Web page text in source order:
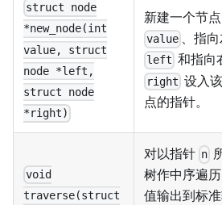
struct node
*new_node(int
value, struct
node *left,
struct node
*right)
新建一个节
value 、指
left 和指向
right 设入
点的指针。
void
traverse(struct
对以指针 n
树作中序遍
值输出到标